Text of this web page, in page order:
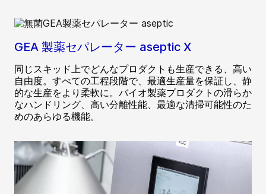
GEA 製薬セパレーター aseptic X
同じスキッド上でどんなプロダクトも生産できる、高い
自由度。すべての工程段階で、最適生産量を保証し、静
的な生産をより柔軟に。バイオ製薬プロダクトの滑らか
なハンドリング、高い分離性能、最適な清掃可能性のた
めのあらゆる機能。